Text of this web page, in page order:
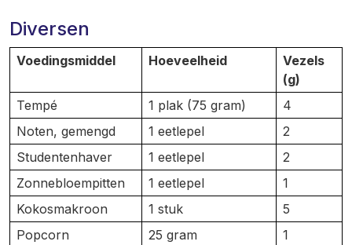
Diversen
Voedingsmiddel Hoeveelheid
Vezels
(g)
Tempé
1 plak (75 gram)
4
Noten, gemengd
1 eetlepel
2
Studentenhaver
1 eetlepel
2
Zonnebloempitten
1 eetlepel
1
Kokosmakroon
1 stuk
5
Popcorn
25 gram 1